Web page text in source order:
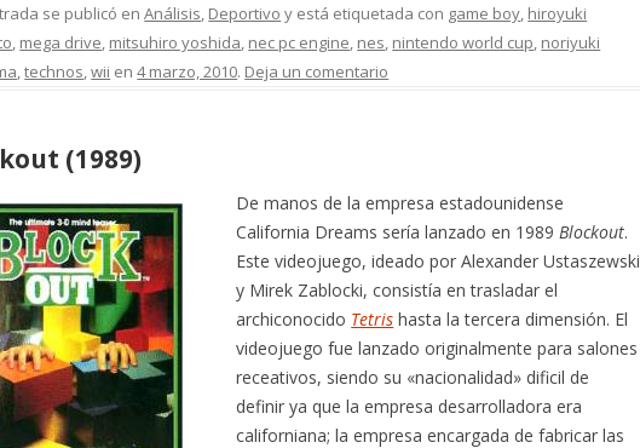
se publicó enAnálisis, Deportivo y está etiquetada con game boy, hiroyuki
, mega drive, mitsuhiro yoshida, nec pc engine, nes, nintendo world cup, noriyuki
,technos,wii en4 marzo, 2010. Deja un comentario
(1989)
De manos de la empresa estadounidense
California Dreams sería lanzado en 1989 Blockout.
Este videojuego, ideado por Alexander Ustaszewski
y Mirek Zablocki, consistía en trasladar el
archiconocido Tetris hasta la tercera dimensión. El
videojuego fue lanzado originalmente para salones
receativos, siendo su «nacionalidad» dificil de
definir ya que la empresa desarrolladora era
californiana; la empresa encargada de fabricar las